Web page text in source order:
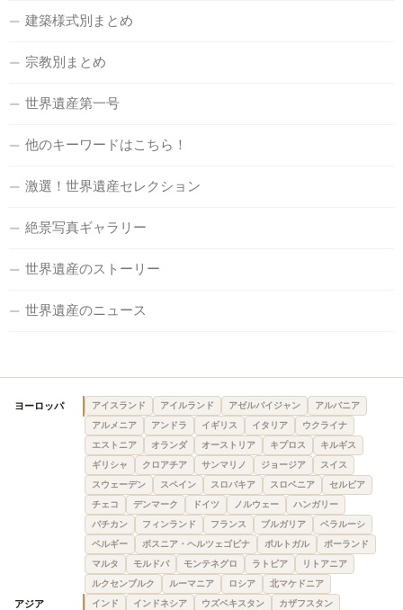
建築様式別まとめ
宗教別まとめ
世界遺産第一号
他のキーワードはこちら！
激選！世界遺産セレクション
絶景写真ギャラリー
世界遺産のストーリー
世界遺産のニュース
ヨーロッパ アイスランド アイルランド アゼルバイジャン
アルバニア
アルメニア
アンドラ イギリス イタリア
ウクライナ
エストニア
オランダ オーストリア キプロス
キルギス
ギリシャ
クロアチア サンマリノ ジョージア
スイス
スウェーデン
スペイン スロバキア スロベニア
セルビア
チェコ
デンマーク ドイツ ノルウェー
ハンガリー
バチカン
フィンランド フランス ブルガリア
ベラルーシ
ベルギー
ボスニア・ヘルツェゴビナ ポルトガル
ポーランド
マルタ
モルドバ モンテネグロ ラトビア
リトアニア
ルクセンブルク
ルーマニア ロシア 北マケドニア
アジア インド インドネシア ウズベキスタン
カザフスタン